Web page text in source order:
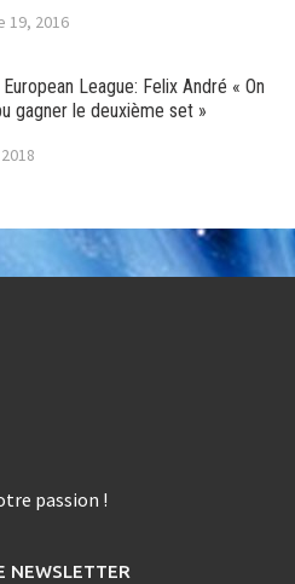
19, 2016
League: Felix André « On
gagner le deuxième set »
passion !
NEWSLETTER